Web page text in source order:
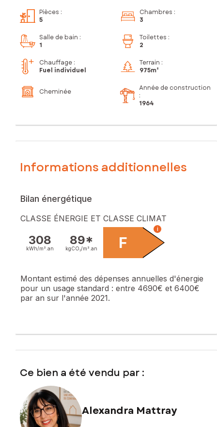
Pièces :
5
Chambres :
3
Salle de bain :
1
Toilettes :
2
Chauffage :
Fuel individuel
Terrain :
975m²
Cheminée
Année de construction
:
1964
Informations additionnelles
Bilan énergétique
CLASSE ÉNERGIE ET CLASSE CLIMAT
308
kWh/m². an
89*
kgCO₂/m². an F
i
Montant estimé des dépenses annuelles d'énergie
pour un usage standard : entre 4690€ et 6400€
par an sur l'année 2021.
Ce bien a été vendu par :
Alexandra Mattray